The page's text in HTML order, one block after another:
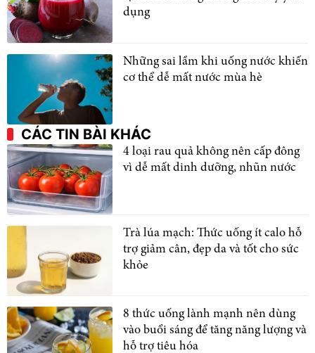
dụng
Những sai lầm khi uống nước khiến
cơ thể dễ mất nước mùa hè
CÁC TIN BÀI KHÁC
4 loại rau quả không nên cấp đông
vì dễ mất dinh dưỡng, nhũn nước
Trà lúa mạch: Thức uống ít calo hỗ
trợ giảm cân, đẹp da và tốt cho sức
khỏe
8 thức uống lành mạnh nên dùng
vào buổi sáng để tăng năng lượng và
hỗ trợ tiêu hóa